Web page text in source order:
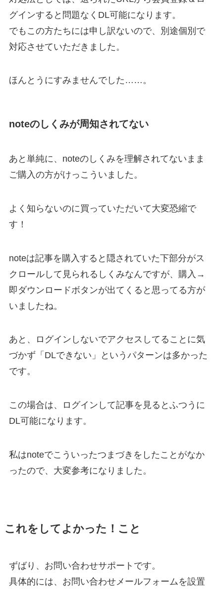
グインすると問題なくDL可能になります。
でもこの方たちには申し訳ないので、別途個別で
対応させていただきました。
ほんとうにすみませんでした……。
noteのしくみが周知されてない
あと単純に、noteのしくみを理解されてないまま
ご購入の方がけっこういました。
よく知らないのに買っていただいて大変恐縮で
す！
noteは記事を購入すると隠されていた下部分がス
クロールして見られるしくみなんですが、購入→
即ダウンロードボタンが出てくると思ってる方が
いましたね。
あと、ログインしないでアクセスしてることに気
づかず「DLできない」というパターンは多かった
です。
この場合は、ログインして記事を見るとふつうに
DL可能になります。
私はnoteでこういったつまづきをしたことがなか
ったので、大変参考になりました。
これをしてよかった！こと
ずばり、お問い合わせサポートです。
具体的には、お問い合わせメールフォームを設置